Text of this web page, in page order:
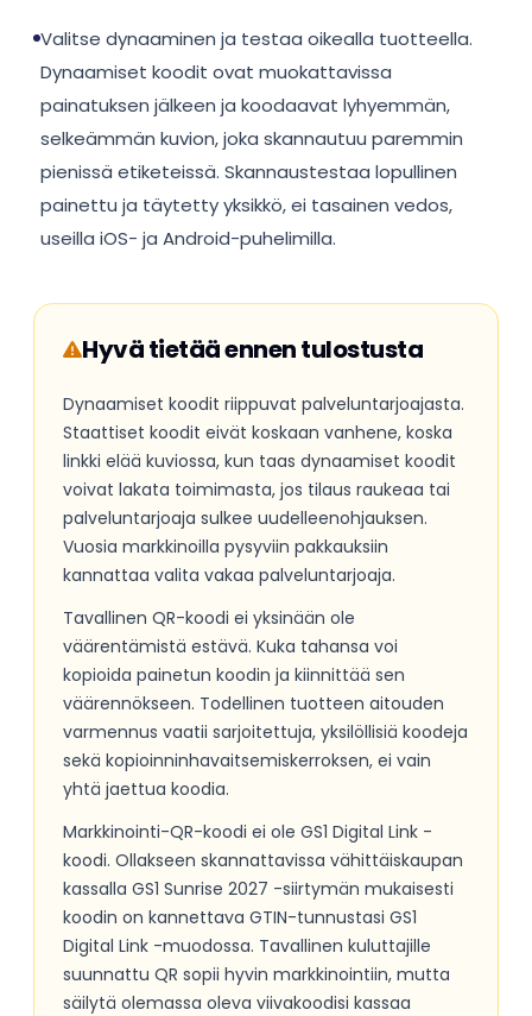
Valitse dynaaminen ja testaa oikealla tuotteella.
Dynaamiset koodit ovat muokattavissa
painatuksen jälkeen ja koodaavat lyhyemmän,
selkeämmän kuvion, joka skannautuu paremmin
pienissä etiketeissä. Skannaustestaa lopullinen
painettu ja täytetty yksikkö, ei tasainen vedos,
useilla iOS- ja Android-puhelimilla.
Hyvä tietää ennen tulostusta
Dynaamiset koodit riippuvat palveluntarjoajasta.
Staattiset koodit eivät koskaan vanhene, koska
linkki elää kuviossa, kun taas dynaamiset koodit
voivat lakata toimimasta, jos tilaus raukeaa tai
palveluntarjoaja sulkee uudelleenohjauksen.
Vuosia markkinoilla pysyviin pakkauksiin
kannattaa valita vakaa palveluntarjoaja.
Tavallinen QR-koodi ei yksinään ole
väärentämistä estävä. Kuka tahansa voi
kopioida painetun koodin ja kiinnittää sen
väärennökseen. Todellinen tuotteen aitouden
varmennus vaatii sarjoitettuja, yksilöllisiä koodeja
sekä kopioinninhavaitsemiskerroksen, ei vain
yhtä jaettua koodia.
Markkinointi-QR-koodi ei ole GS1 Digital Link -
koodi. Ollakseen skannattavissa vähittäiskaupan
kassalla GS1 Sunrise 2027 -siirtymän mukaisesti
koodin on kannettava GTIN-tunnustasi GS1
Digital Link -muodossa. Tavallinen kuluttajille
suunnattu QR sopii hyvin markkinointiin, mutta
säilytä olemassa oleva viivakoodisi kassaa